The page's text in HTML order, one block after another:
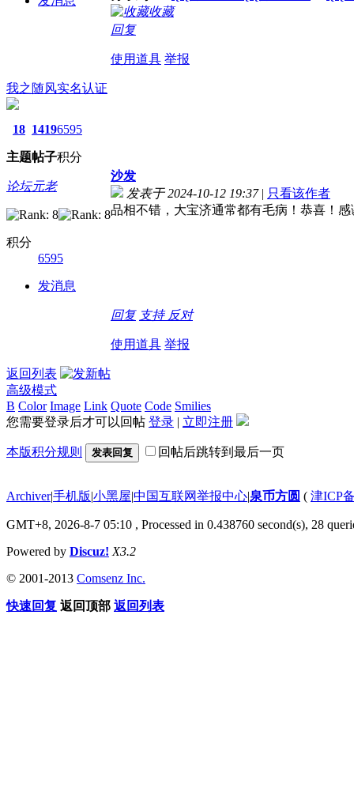
收藏
回复
使用道具 举报
我之随风实名认证
18
主题
1419
帖子
6595
积分
论坛元老
积分
6595
发消息
沙发
发表于 2024-10-12 19:37 | 只看该作者
品相不错，大宝济通常都有毛病！恭喜！感
回复 支持 反对
使用道具 举报
返回列表
高级模式
B Color Image Link Quote Code Smilies
您需要登录后才可以回帖 登录 | 立即注册
本版积分规则 发表回复 回帖后跳转到最后一页
Archiver|手机版|小黑屋|中国互联网举报中心|泉币方圆 ( 津ICP
GMT+8, 2026-8-7 05:10 , Processed in 0.438760 second(s), 28
Powered by Discuz! X3.2
© 2001-2013 Comsenz Inc.
快速回复 返回顶部 返回列表